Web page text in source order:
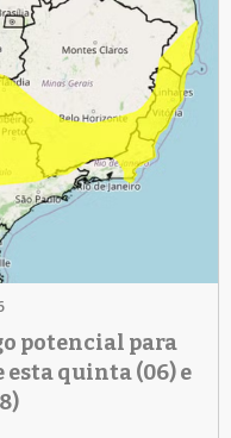
potencial para
quinta (06) e